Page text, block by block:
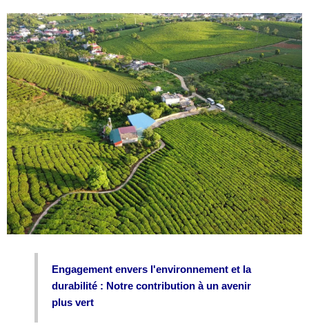
Engagement envers l'environnement et la
durabilité : Notre contribution à un avenir
plus vert